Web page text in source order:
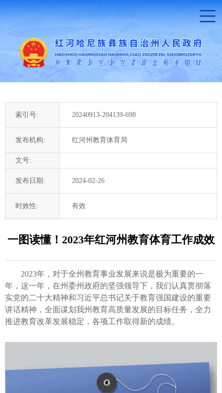
索引号: 20240913-204139-698
发布机构: 红河州教育体育局
文号:
发布日期: 2024-02-26
时效性: 有效
一图读懂！2023年红河州教育体育工作成效
2023年，对于全州教育事业发展来说是极为重要的一
年，这一年，在州委州政府的坚强领导下，我们认真贯彻落
实党的二十大精神和习近平总书记关于教育强国建设的重要
讲话精神，全面谋划我州教育高质量发展的目标任务，全力
推进教育改革发展稳定，各项工作取得新的成绩。